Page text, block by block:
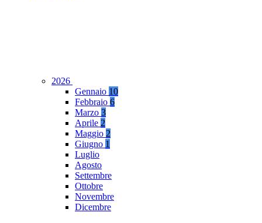
2026
Gennaio 10
Febbraio 6
Marzo 3
Aprile 2
Maggio 2
Giugno 1
Luglio
Agosto
Settembre
Ottobre
Novembre
Dicembre